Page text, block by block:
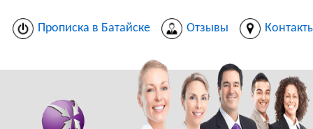
Прописка в Батайске Отзывы